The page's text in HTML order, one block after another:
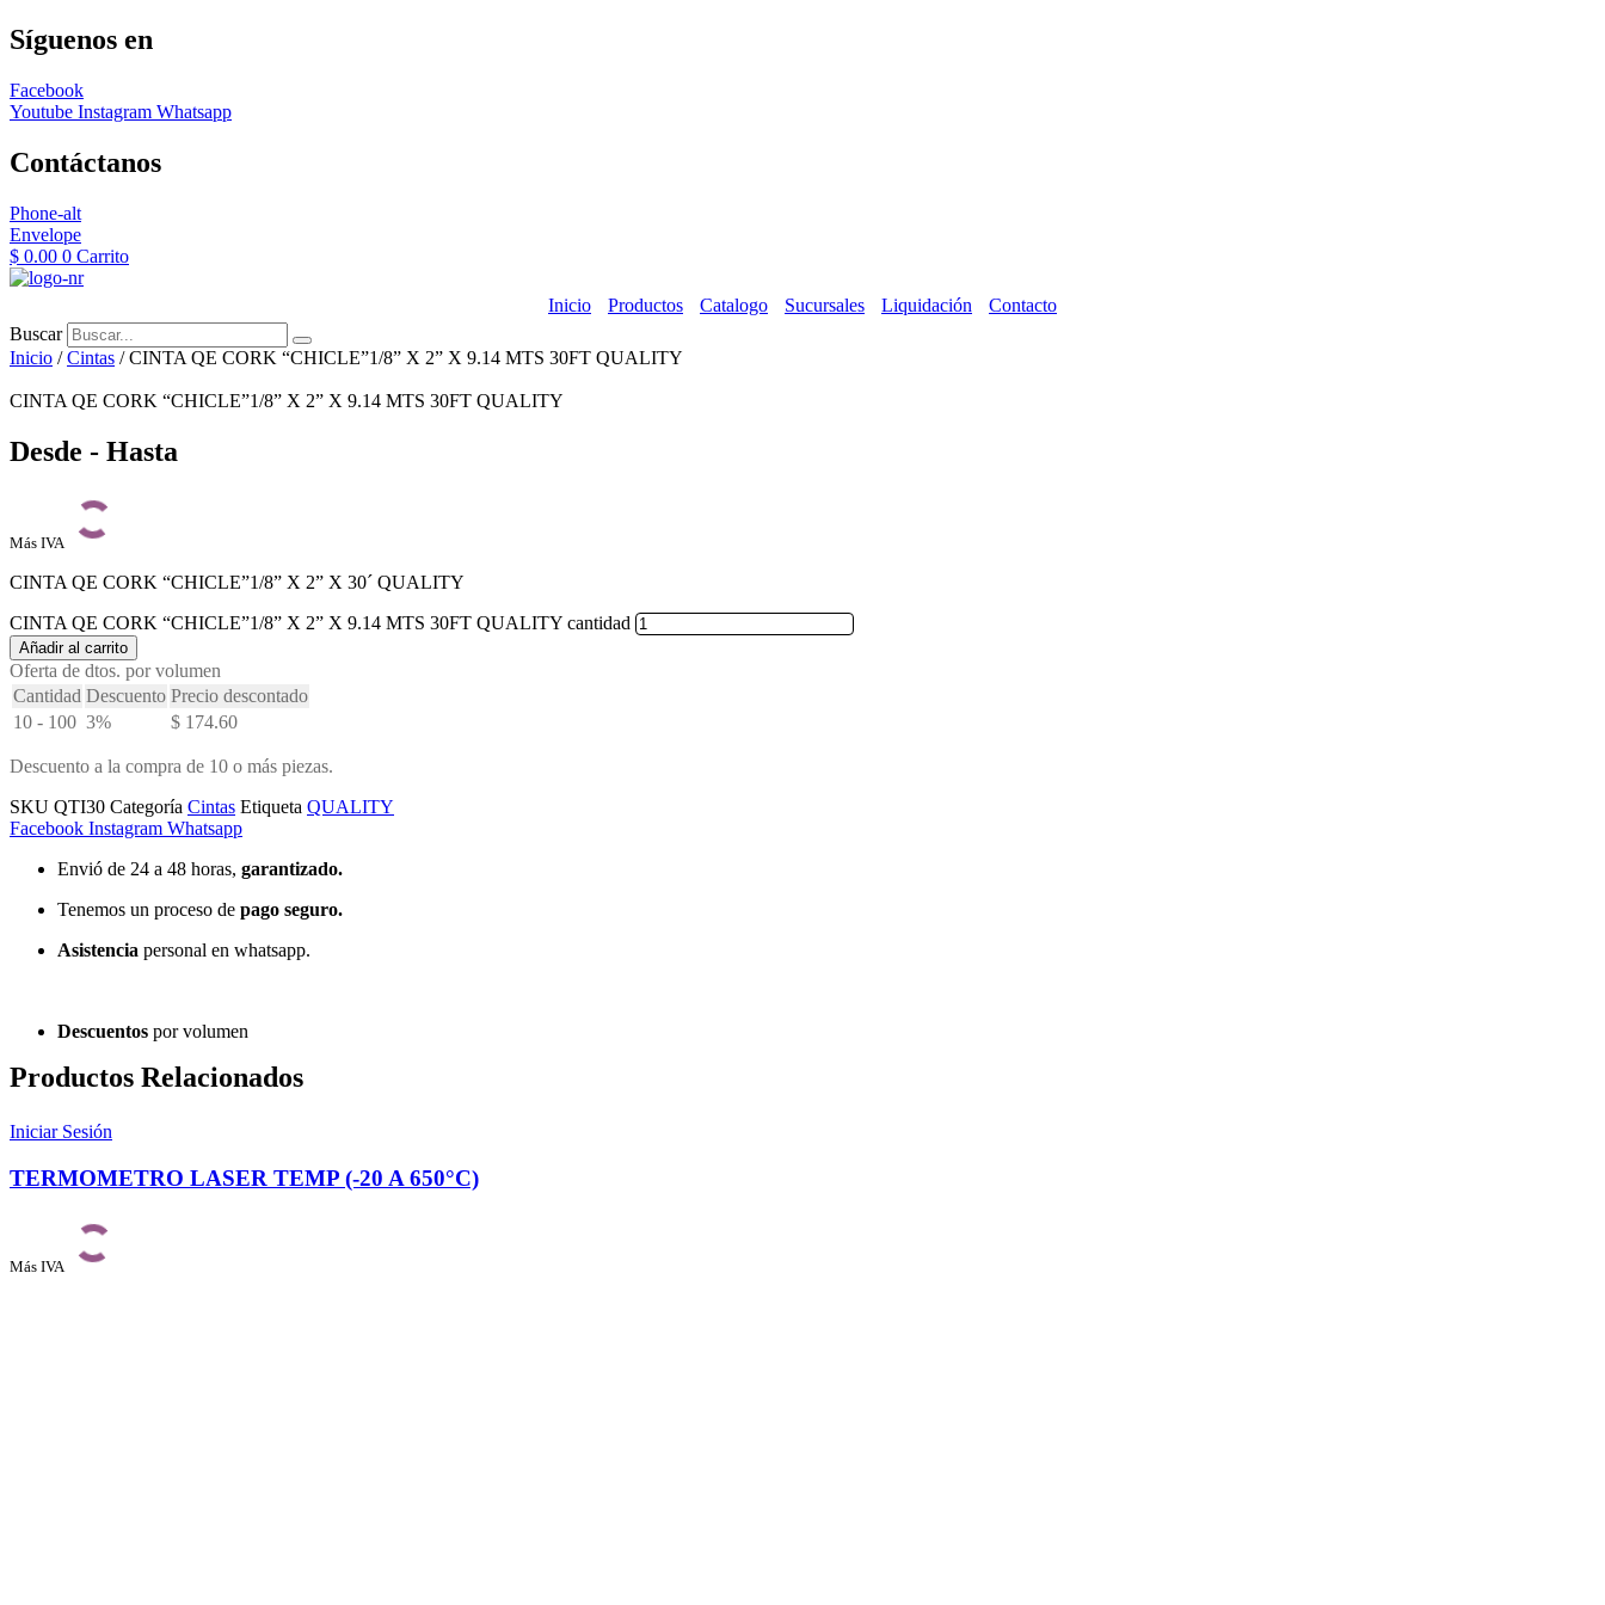
Síguenos en
Facebook
Youtube Instagram Whatsapp
Contáctanos
Phone-alt
Envelope
$ 0.00 0 Carrito
Inicio Productos Catalogo Sucursales Liquidación
Contacto
Buscar
Inicio /Cintas / CINTA QE CORK “CHICLE”1/8” X 2” X 9.14 MTS 30FT QUALITY
CINTA QE CORK “CHICLE”1/8” X 2” X 9.14 MTS 30FT QUALITY
Desde - Hasta
Más IVA
CINTA QE CORK “CHICLE”1/8” X 2” X 30´ QUALITY
CINTA QE CORK “CHICLE”1/8” X 2” X 9.14 MTS 30FT QUALITY cantidad
Añadir al carrito
Oferta de dtos. por volumen
Cantidad Descuento Precio descontado
10 - 100 3% $ 174.60
Descuento a la compra de 10 o más piezas.
SKU QTI30 Categoría Cintas Etiqueta QUALITY
Facebook Instagram Whatsapp
Envió de 24 a 48 horas, garantizado.
Tenemos un proceso de pago seguro.
Asistencia personal en whatsapp.
Descuentos por volumen
Productos Relacionados
Iniciar Sesión
TERMOMETRO LASER TEMP (-20 A 650°C)
Más IVA